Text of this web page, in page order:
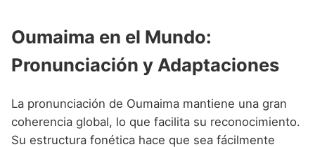
Oumaima en el Mundo:
Pronunciación y Adaptaciones
La pronunciación de Oumaima mantiene una gran
coherencia global, lo que facilita su reconocimiento.
Su estructura fonética hace que sea fácilmente